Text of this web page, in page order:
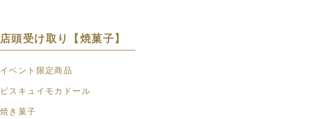
店頭受け取り【焼菓子】
イベント限定商品
ビスキュイモカドール
焼き菓子